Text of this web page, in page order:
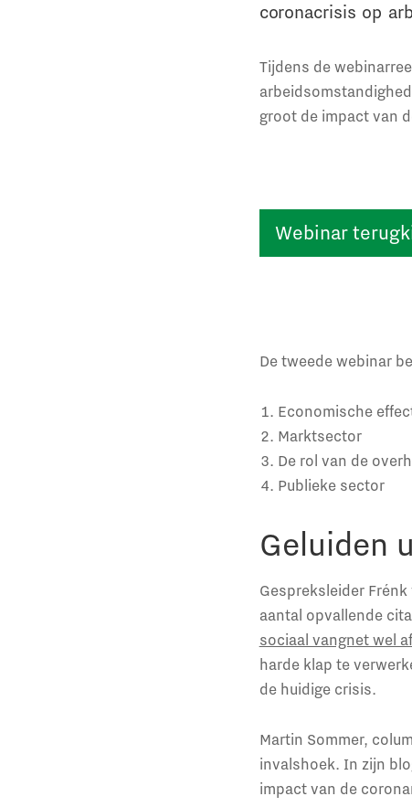
coronacrisis op
Tijdens de
groot de impact van
Webinar
De tweede webinar
Economische
Marktsector
De rol van de
Publieke sector
Geluiden
Gespreksleider
aantal opvallende
sociaal vangnet wel
harde klap te
de huidige crisis.
Martin Sommer,
invalshoek. In zijn
impact van de